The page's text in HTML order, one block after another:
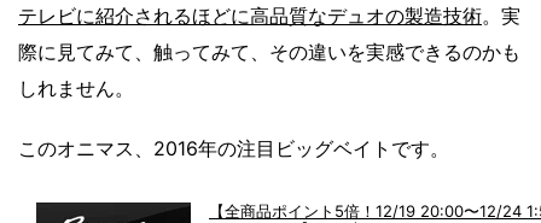
テレビに紹介されるほどに高品質なデュオの製造技術。実
際に見てみて、触ってみて、その違いを実感できるのかも
しれません。
このオニマス、2016年の注目ビッグベイトです。
【全商品ポイント5倍！12/19 20:00〜12/24